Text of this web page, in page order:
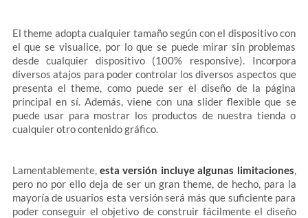
El theme adopta cualquier tamaño según con el dispositivo con
el que se visualice, por lo que se puede mirar sin problemas
desde cualquier dispositivo (100% responsive). Incorpora
diversos atajos para poder controlar los diversos aspectos que
presenta el theme, como puede ser el diseño de la página
principal en sí. Además, viene con una slider flexible que se
puede usar para mostrar los productos de nuestra tienda o
cualquier otro contenido gráfico.
Lamentablemente, esta versión incluye algunas limitaciones,
pero no por ello deja de ser un gran theme, de hecho, para la
mayoría de usuarios esta versión será más que suficiente para
poder conseguir el objetivo de construir fácilmente el diseño